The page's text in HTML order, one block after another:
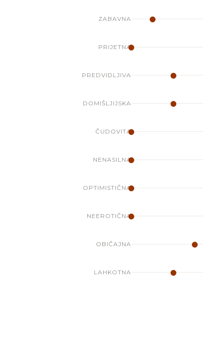
ZABAVNA
PRIJETNA
PREDVIDLJIVA
DOMIŠLJIJSKA
ČUDOVITA
NENASILNA
OPTIMISTIČNA
NEEROTIČNA
OBIČAJNA
LAHKOTNA